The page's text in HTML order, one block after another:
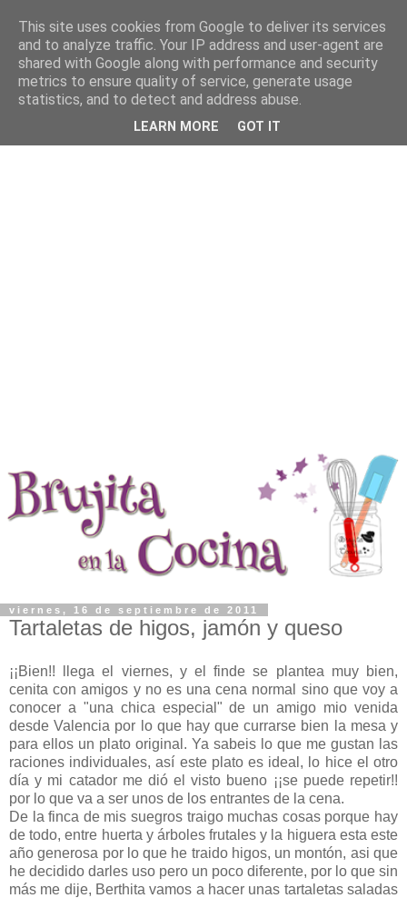
viernes, 16 de septiembre de 2011
Tartaletas de higos, jamón y queso
¡¡Bien!! llega el viernes, y el finde se plantea muy bien,
cenita con amigos y no es una cena normal sino que voy a
conocer a "una chica especial" de un amigo mio venida
desde Valencia por lo que hay que currarse bien la mesa y
para ellos un plato original. Ya sabeis lo que me gustan las
raciones individuales, así este plato es ideal, lo hice el otro
día y mi catador me dió el visto bueno ¡¡se puede repetir!!
por lo que va a ser unos de los entrantes de la cena.
De la finca de mis suegros traigo muchas cosas porque hay
de todo, entre huerta y árboles frutales y la higuera esta este
año generosa por lo que he traido higos, un montón, asi que
he decidido darles uso pero un poco diferente, por lo que sin
más me dije, Berthita vamos a hacer unas tartaletas saladas
This site uses cookies from Google to deliver its services
and to analyze traffic. Your IP address and user-agent are
shared with Google along with performance and security
metrics to ensure quality of service, generate usage
statistics, and to detect and address abuse.
LEARN MORE GOT IT